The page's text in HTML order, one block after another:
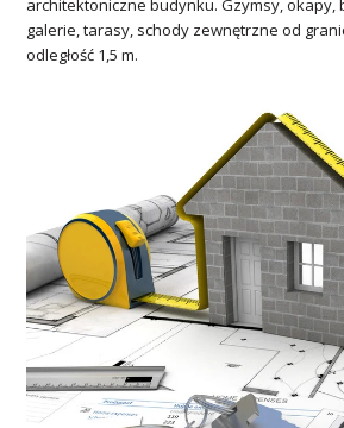
architektoniczne budynku. Gzymsy, okapy,
galerie, tarasy, schody zewnętrzne od
odległość 1,5 m.